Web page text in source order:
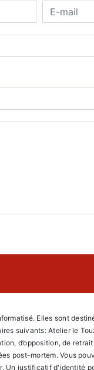
Elles sont
suivants: Atelier le
d’opposition, de
post-mortem. Vous
Un justificatif d'identité